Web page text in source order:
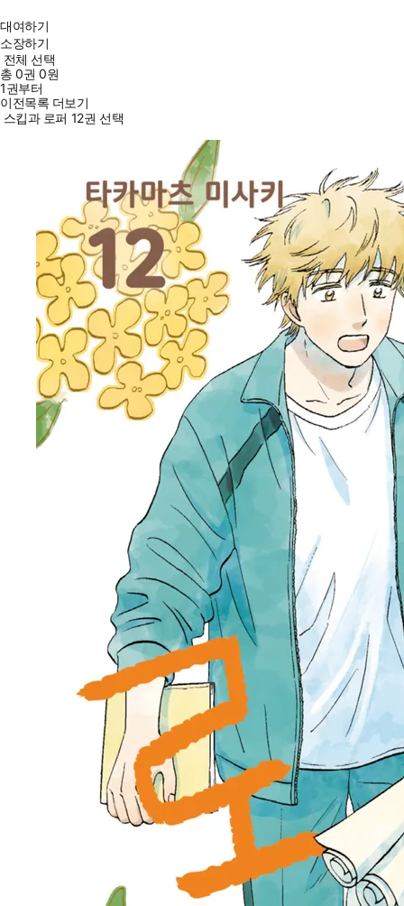
대여하기
소장하기
전체 선택
총0권 0원
1권부터
이전목록 더보기
스킵과 로퍼 12권 선택